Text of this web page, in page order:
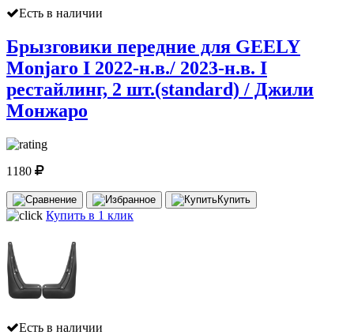
Есть в наличии
Брызговики передние для GEELY
Monjaro I 2022-н.в./ 2023-н.в. I
рестайлинг, 2 шт.(standard) / Джили
Монжаро
1180
Купить
Купить в 1 клик
Есть в наличии